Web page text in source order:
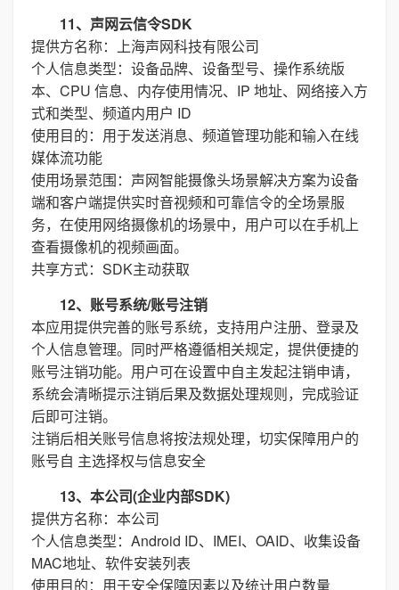
11、声网云信令SDK
提供方名称：上海声网科技有限公司
个人信息类型：设备品牌、设备型号、操作系统版
本、CPU 信息、内存使用情况、IP 地址、网络接入方
式和类型、频道内用户 ID
使用目的：用于发送消息、频道管理功能和输入在线
媒体流功能
使用场景范围：声网智能摄像头场景解决方案为设备
端和客户端提供实时音视频和可靠信令的全场景服
务，在使用网络摄像机的场景中，用户可以在手机上
查看摄像机的视频画面。
共享方式：SDK主动获取
12、账号系统/账号注销
本应用提供完善的账号系统，支持用户注册、登录及
个人信息管理。同时严格遵循相关规定，提供便捷的
账号注销功能。用户可在设置中自主发起注销申请，
系统会清晰提示注销后果及数据处理规则，完成验证
后即可注销。
注销后相关账号信息将按法规处理，切实保障用户的
账号自 主选择权与信息安全
13、本公司(企业内部SDK)
提供方名称：本公司
个人信息类型：Android ID、IMEI、OAID、收集设备
MAC地址、软件安装列表
使用目的：用于安全保障因素以及统计用户数量